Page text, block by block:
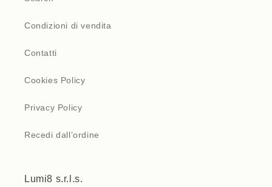
Condizioni di vendita
Contatti
Cookies Policy
Privacy Policy
Recedi dall’ordine
Lumi8 s.r.l.s.